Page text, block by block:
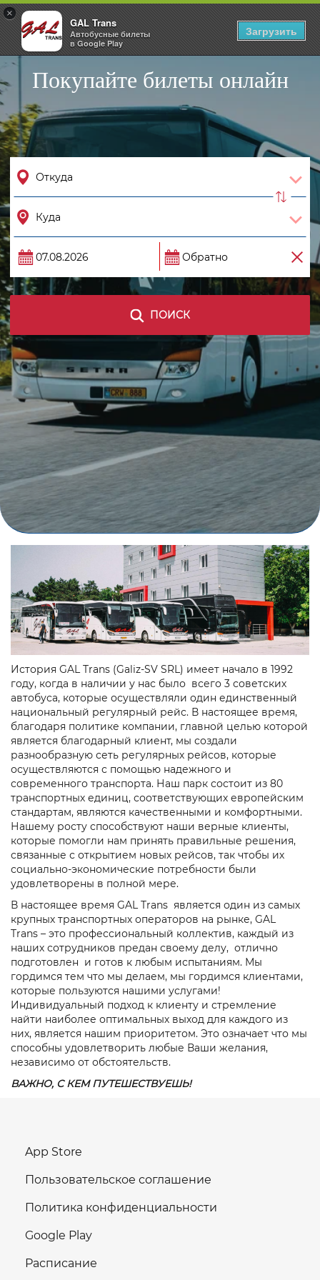
Покупайте билеты онлайн
ПОИСК
История GAL Trans (Galiz-SV SRL) имеет начало в 1992
году, когда в наличии у нас было всего 3 советских
автобуса, которые осуществляли один единственный
национальный регулярный рейс. В настоящее время,
благодаря политике компании, главной целью которой
является благодарный клиент, мы создали
разнообразную сеть регулярных рейсов, которые
осуществляются с помощью надежного и
современного транспорта. Наш парк состоит из 80
транспортных единиц, соответствующих европейским
стандартам, являются качественными и комфортными.
Нашему росту способствуют наши верные клиенты,
которые помогли нам принять правильные решения,
связанные с открытием новых рейсов, так чтобы их
социально-экономические потребности были
удовлетворены в полной мере.
В настоящее время GAL Trans является один из самых
крупных транспортных операторов на рынке, GAL
Trans – это профессиональный коллектив, каждый из
наших сотрудников предан своему делу, отлично
подготовлен и готов к любым испытаниям. Мы
гордимся тем что мы делаем, мы гордимся клиентами,
которые пользуются нашими услугами!
Индивидуальный подход к клиенту и стремление
найти наиболее оптимальных выход для каждого из
них, является нашим приоритетом. Это означает что мы
способны удовлетворить любые Ваши желания,
независимо от обстоятельств.
ВАЖНО, С КЕМ ПУТЕШЕСТВУЕШЬ!
App Store
Пользовательское соглашение
Политика конфиденциальности
Google Play
Расписание
×
GAL Trans
Автобусные билеты
в Google Play
Загрузить